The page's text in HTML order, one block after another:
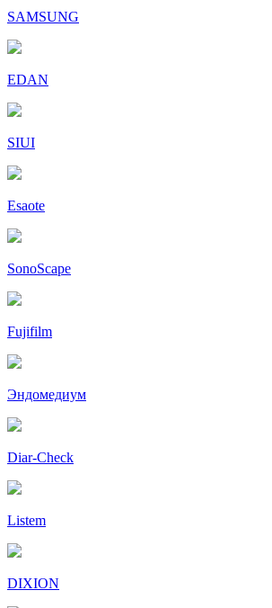
SAMSUNG
EDAN
SIUI
Esaote
SonoScape
Fujifilm
Эндомедиум
Diar-Cheсk
Listem
DIXION